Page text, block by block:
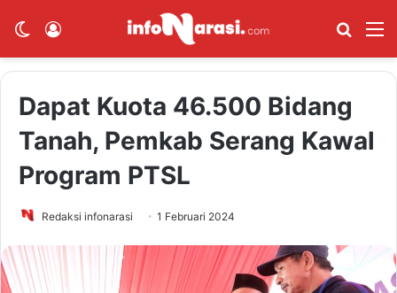
Switch skin Cari
Dapat Kuota 46.500 Bidang
Tanah, Pemkab Serang Kawal
Program PTSL
Redaksi infonarasi 1 Februari 2024